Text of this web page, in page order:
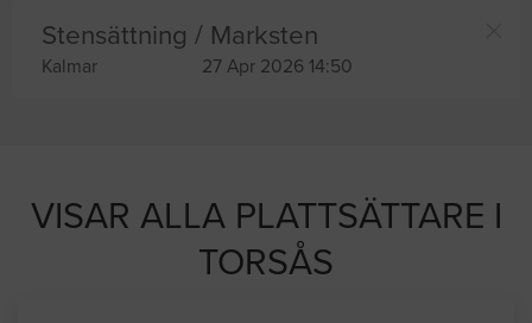
Stensättning / Marksten
Kalmar 27 Apr 2026 14:50
VISAR ALLA PLATTSÄTTARE I
TORSÅS